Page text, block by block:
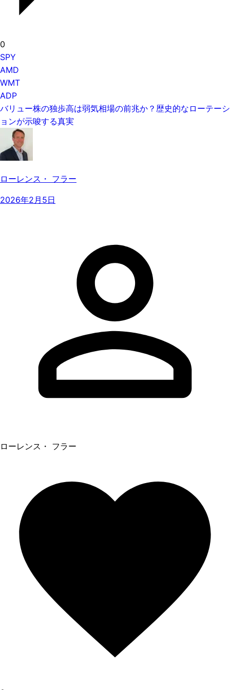
0
SPY
AMD
WMT
ADP
バリュー株の独歩高は弱気相場の前兆か？歴史的なローテーシ
ョンが示唆する真実
ローレンス・ フラー
2026年2月5日
ローレンス・ フラー